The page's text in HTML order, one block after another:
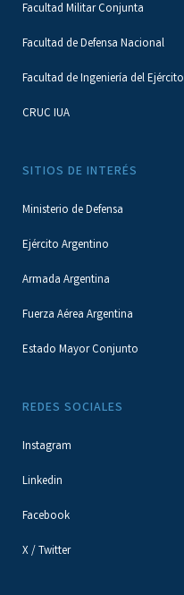
Facultad Militar Conjunta
Facultad de Defensa Nacional
Facultad de Ingeniería del Ejército
CRUC IUA
SITIOS DE INTERÉS
Ministerio de Defensa
Ejército Argentino
Armada Argentina
Fuerza Aérea Argentina
Estado Mayor Conjunto
REDES SOCIALES
Instagram
Linkedin
Facebook
X / Twitter